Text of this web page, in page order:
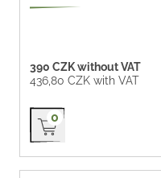
390 CZK without VAT
436,80 CZK with VAT
Přidat do košíku
0